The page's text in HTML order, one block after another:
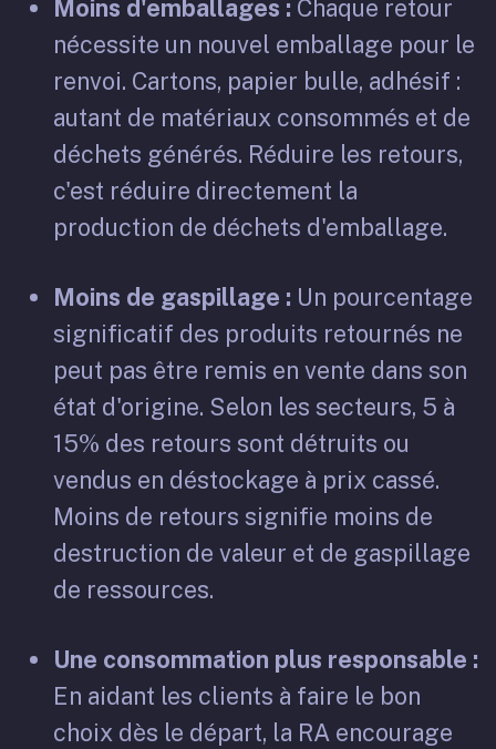
Moins d'emballages : Chaque retour
nécessite un nouvel emballage pour le
renvoi. Cartons, papier bulle, adhésif :
autant de matériaux consommés et de
déchets générés. Réduire les retours,
c'est réduire directement la
production de déchets d'emballage.
Moins de gaspillage : Un pourcentage
significatif des produits retournés ne
peut pas être remis en vente dans son
état d'origine. Selon les secteurs, 5 à
15% des retours sont détruits ou
vendus en déstockage à prix cassé.
Moins de retours signifie moins de
destruction de valeur et de gaspillage
de ressources.
Une consommation plus responsable :
En aidant les clients à faire le bon
choix dès le départ, la RA encourage